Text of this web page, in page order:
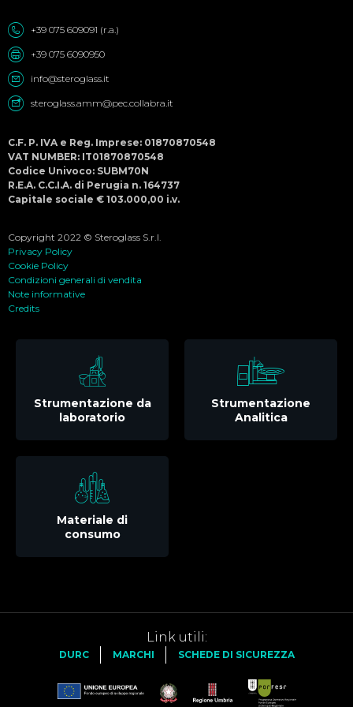
+39 075 609091 (r.a.)
+39 075 6090950
info@steroglass.it
steroglass.amm@pec.collabra.it
C.F. P. IVA e Reg. Imprese: 01870870548
VAT NUMBER: IT01870870548
Codice Univoco: SUBM70N
R.E.A. C.C.I.A. di Perugia n. 164737
Capitale sociale € 103.000,00 i.v.
Copyright 2022 © Steroglass S.r.l.
Privacy Policy
Cookie Policy
Condizioni generali di vendita
Note informative
Credits
Strumentazione da
laboratorio
Strumentazione
Analitica
Materiale di
consumo
Link utili:
DURC MARCHI SCHEDE DI SICUREZZA